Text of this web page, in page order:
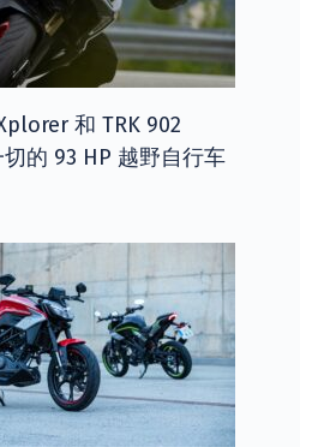
和 TRK 902
的 93 HP 越野自行车